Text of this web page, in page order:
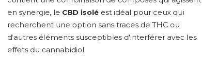
en synergie, le CBD isolé est idéal pour ceux qui
recherchent une option sans traces de THC ou
d'autres éléments susceptibles d'interférer avec les
effets du cannabidiol.